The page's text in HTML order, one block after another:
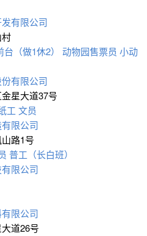
有限公司
（做1休2） 动物园售票员 小动
有限公司
星大道37号
工 文员
限公司
路1号
普工（长白班）
限公司
限公司
道26号